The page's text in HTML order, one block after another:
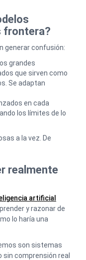
frontera?
generar confusión:
grandes
que sirven como
Se adaptan
en cada
los límites de lo
a la vez. De
realmente
artificial
y razonar de
lo haría una
son sistemas
comprensión real